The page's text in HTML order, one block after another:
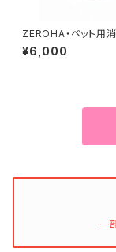
ZEROHA・ペット用
プレー プレーン(無
プ 詰め替え用 約1L
¥6,000
一